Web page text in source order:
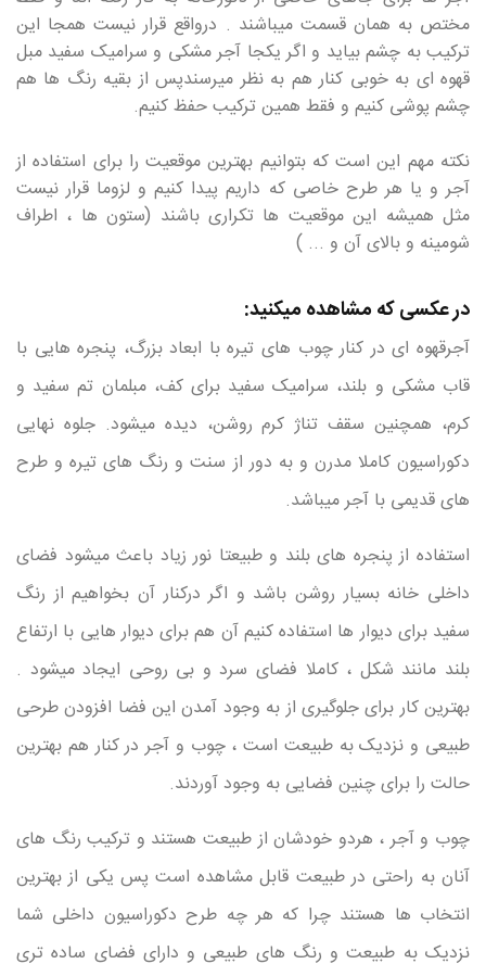
مختص به همان قسمت میباشند . درواقع قرار نیست همجا این
ترکیب به چشم بیاید و اگر یکجا آجر مشکی و سرامیک سفید مبل
قهوه ای به خوبی کنار هم به نظر میرسندپس از بقیه رنگ ها هم
چشم پوشی کنیم و فقط همین ترکیب حفظ کنیم.
نکته مهم این است که بتوانیم بهترین موقعیت را برای استفاده از
آجر و یا هر طرح خاصی که داریم پیدا کنیم و لزوما قرار نیست
مثل همیشه این موقعیت ها تکراری باشند (ستون ها ، اطراف
شومینه و بالای آن و ... )
در عکسی که مشاهده میکنید:
آجرقهوه ای در کنار چوب های تیره با ابعاد بزرگ، پنجره هایی با
قاب مشکی و بلند، سرامیک سفید برای کف، مبلمان تم سفید و
کرم، همچنین سقف تناژ کرم روشن، دیده میشود. جلوه نهایی
دکوراسیون کاملا مدرن و به دور از سنت و رنگ های تیره و طرح
های قدیمی با آجر میباشد.
استفاده از پنجره های بلند و طبیعتا نور زیاد باعث میشود فضای
داخلی خانه بسیار روشن باشد و اگر درکنار آن بخواهیم از رنگ
سفید برای دیوار ها استفاده کنیم آن هم برای دیوار هایی با ارتفاع
بلند مانند شکل ، کاملا فضای سرد و بی روحی ایجاد میشود .
بهترین کار برای جلوگیری از به وجود آمدن این فضا افزودن طرحی
طبیعی و نزدیک به طبیعت است ، چوب و آجر در کنار هم بهترین
حالت را برای چنین فضایی به وجود آوردند.
چوب و آجر ، هردو خودشان از طبیعت هستند و ترکیب رنگ های
آنان به راحتی در طبیعت قابل مشاهده است پس یکی از بهترین
انتخاب ها هستند چرا که هر چه طرح دکوراسیون داخلی شما
نزدیک به طبیعت و رنگ های طبیعی و دارای فضای ساده تری